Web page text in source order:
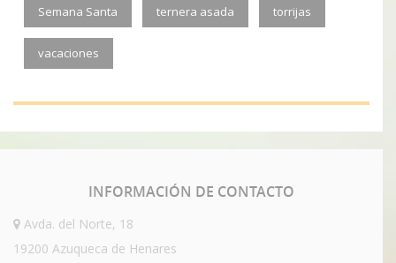
Semana Santa ternera asada torrijas
vacaciones
INFORMACIÓN DE CONTACTO
Avda. del Norte, 18
19200 Azuqueca de Henares